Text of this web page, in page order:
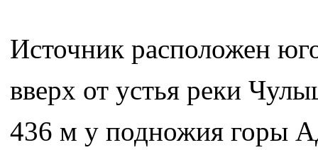
Источник расположен
вверх от устья реки
436 м у подножия горы